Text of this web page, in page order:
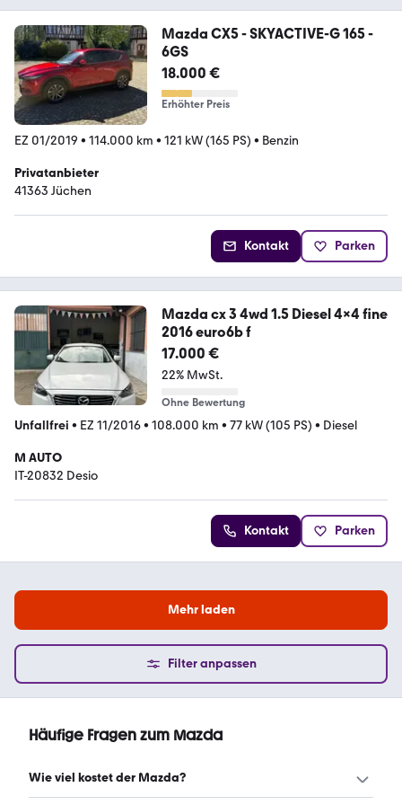
Mazda CX5 - SKYACTIVE-G 165 -
6GS
18.000 €
Erhöhter Preis
EZ 01/2019 • 114.000 km • 121 kW (165 PS) • Benzin
Privatanbieter
41363 Jüchen
Kontakt Parken
Mazda cx 3 4wd 1.5 Diesel 4x4 fine
2016 euro6b f
17.000 €
22% MwSt.
Ohne Bewertung
Unfallfrei • EZ 11/2016• 108.000 km • 77 kW (105 PS) • Diesel
M AUTO
IT-20832 Desio
Kontakt Parken
Mehr laden
Filter anpassen
Häufige Fragen zum Mazda
Wie viel kostet der Mazda?